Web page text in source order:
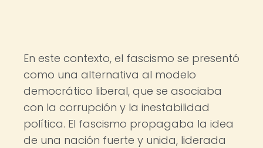
En este contexto, el fascismo se presentó
como una alternativa al modelo
democrático liberal, que se asociaba
con la corrupción y la inestabilidad
política. El fascismo propagaba la idea
de una nación fuerte y unida, liderada